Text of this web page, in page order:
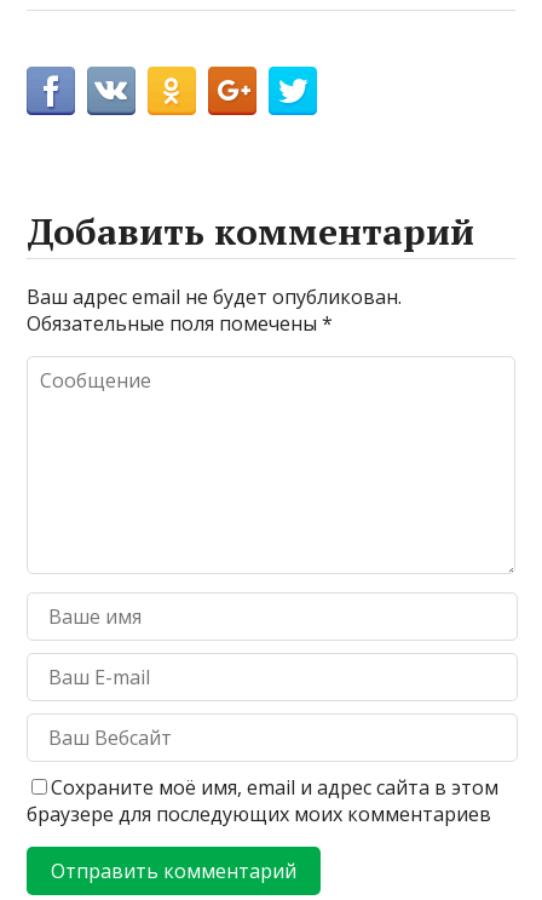
Добавить комментарий
Ваш адрес email не будет опубликован.
Обязательные поля помечены*
Сохраните моё имя, email и адрес сайта в этом
браузере для последующих моих комментариев